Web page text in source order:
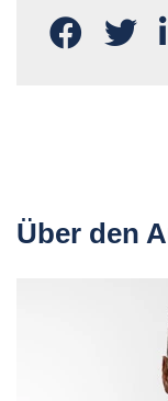
Über den